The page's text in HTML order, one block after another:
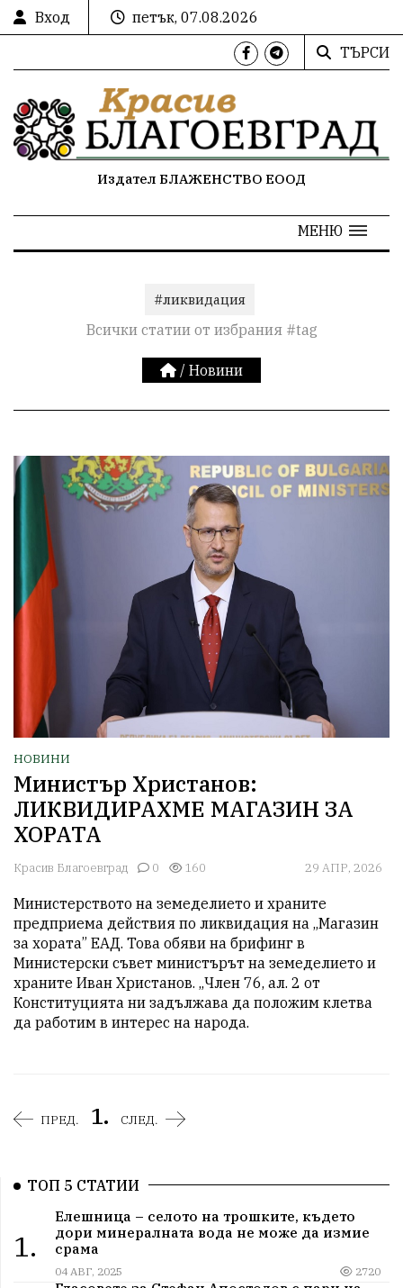
Вход
петък, 07.08.2026
ТЪРСИ
Издател БЛАЖЕНСТВО ЕООД
МЕНЮ
#ликвидация
Всички статии от избрания #tag
/ Новини
НОВИНИ
Министър Христанов:
ЛИКВИДИРАХМЕ МАГАЗИН ЗА
ХОРАТА
Красив Благоевград 0 160 29 АПР, 2026
Министерството на земеделието и храните
предприема действия по ликвидация на „Магазин
за хората” ЕАД. Това обяви на брифинг в
Министерски съвет министърът на земеделието и
храните Иван Христанов. „Член 76, ал. 2 от
Конституцията ни задължава да положим клетва
да работим в интерес на народа.
ПРЕД. 1. СЛЕД.
ТОП 5 СТАТИИ
1.
Елешница – селото на трошките, където
дори минералната вода не може да измие
срама
04 АВГ, 2025 2720